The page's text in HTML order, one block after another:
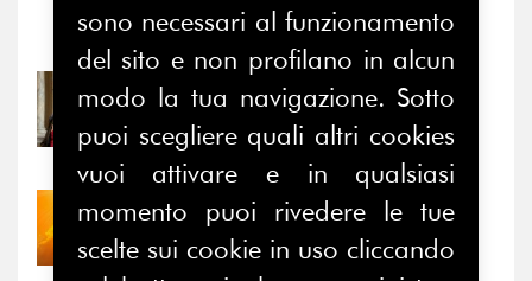
Notizie- Eventi
31/07/2026
Prima della pausa estiva,
il valore di...
30/07/2026
Nove anni dopo la
“grande cecità”: la...
sono necessari al funzionamento
del sito e non profilano in alcun
modo la tua navigazione. Sotto
puoi scegliere quali altri cookies
vuoi attivare e in qualsiasi
momento puoi rivedere le tue
scelte sui cookie in uso cliccando